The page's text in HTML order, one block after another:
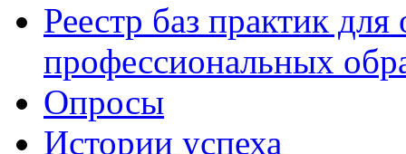
Реестр баз практик
профессиональных
Опросы
Истории успеха